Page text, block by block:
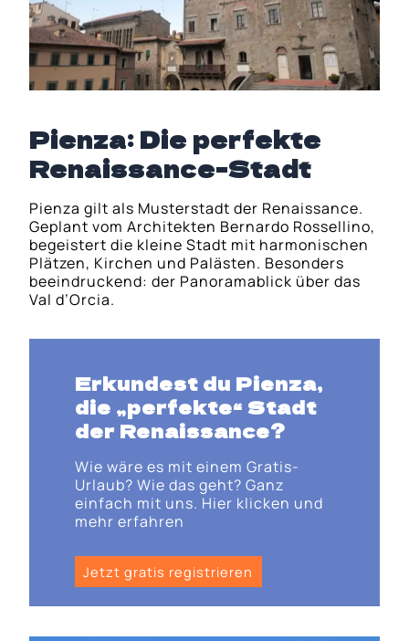
Pienza: Die perfekte
Renaissance-Stadt
Pienza gilt als Musterstadt der Renaissance.
Geplant vom Architekten Bernardo Rossellino,
begeistert die kleine Stadt mit harmonischen
Plätzen, Kirchen und Palästen. Besonders
beeindruckend: der Panoramablick über das
Val d’Orcia.
Erkundest du Pienza,
die „perfekte“ Stadt
der Renaissance?
Wie wäre es mit einem Gratis-
Urlaub? Wie das geht? Ganz
einfach mit uns. Hier klicken und
mehr erfahren
Jetzt gratis registrieren